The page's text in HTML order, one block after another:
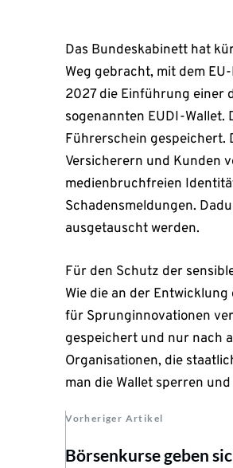
Das Bundeskabinett hat
Weg gebracht, mit dem
2027 die Einführung einer
sogenannten EUDI-
Führerschein gespeichert.
Versicherern und Kunden
medienbruchfreien
Schadensmeldungen.
ausgetauscht werden.
Für den Schutz der
Wie die an der
für Sprunginnovationen
gespeichert und nur nach
Organisationen, die
man die Wallet sperren
Vorheriger Artikel
Börsenkurse geben